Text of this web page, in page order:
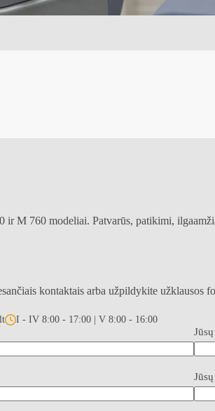
ir M 760 modeliai. Patvarūs, patikimi,
kontaktais arba užpildykite užklausos
I - IV 8:00 - 17:00 | V 8:00 - 16:00